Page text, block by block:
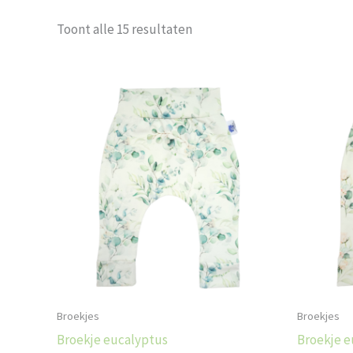
Toont alle 15 resultaten
Broekjes
Broekje eucalyptus
Dit
product
heeft
meerdere
variaties.
Deze
optie
kan
gekozen
worden
Broekjes
Broekje